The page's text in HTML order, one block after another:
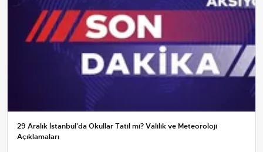
29 Aralık İstanbul'da Okullar Tatil mi? Valilik ve Meteoroloji
Açıklamaları